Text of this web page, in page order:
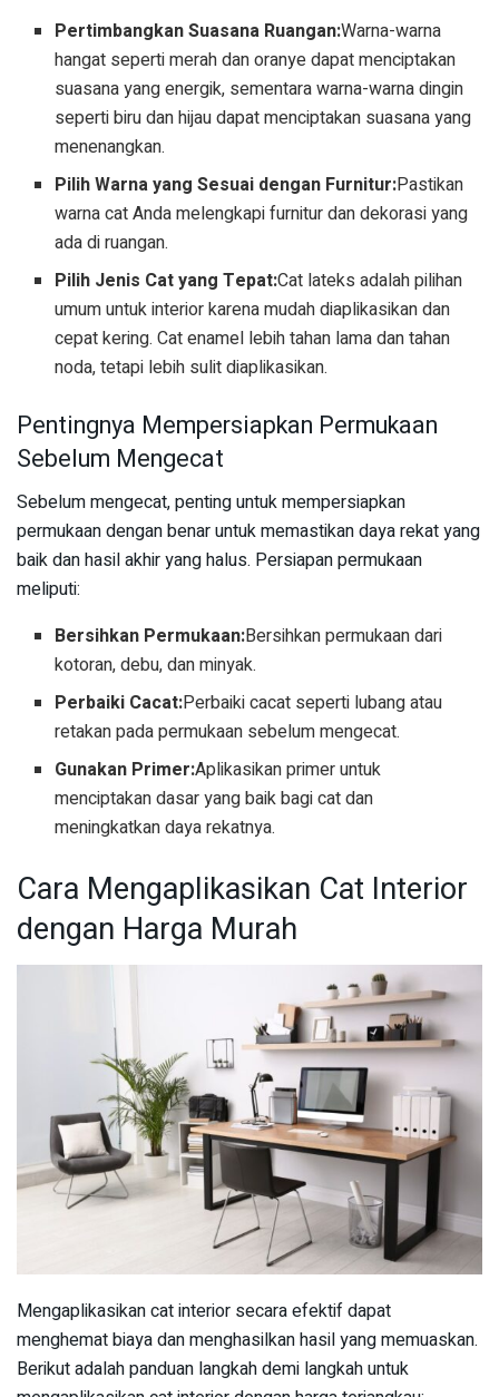
Pertimbangkan Suasana Ruangan:Warna-warna
hangat seperti merah dan oranye dapat menciptakan
suasana yang energik, sementara warna-warna dingin
seperti biru dan hijau dapat menciptakan suasana yang
menenangkan.
Pilih Warna yang Sesuai dengan Furnitur:Pastikan
warna cat Anda melengkapi furnitur dan dekorasi yang
ada di ruangan.
Pilih Jenis Cat yang Tepat:Cat lateks adalah pilihan
umum untuk interior karena mudah diaplikasikan dan
cepat kering. Cat enamel lebih tahan lama dan tahan
noda, tetapi lebih sulit diaplikasikan.
Pentingnya Mempersiapkan Permukaan
Sebelum Mengecat
Sebelum mengecat, penting untuk mempersiapkan
permukaan dengan benar untuk memastikan daya rekat yang
baik dan hasil akhir yang halus. Persiapan permukaan
meliputi:
Bersihkan Permukaan:Bersihkan permukaan dari
kotoran, debu, dan minyak.
Perbaiki Cacat:Perbaiki cacat seperti lubang atau
retakan pada permukaan sebelum mengecat.
Gunakan Primer:Aplikasikan primer untuk
menciptakan dasar yang baik bagi cat dan
meningkatkan daya rekatnya.
Cara Mengaplikasikan Cat Interior
dengan Harga Murah
Mengaplikasikan cat interior secara efektif dapat
menghemat biaya dan menghasilkan hasil yang memuaskan.
Berikut adalah panduan langkah demi langkah untuk